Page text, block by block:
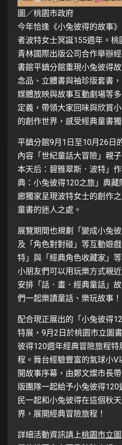
圖／桃園市政府
今年恰逢《小兔彼得的故事
者波特女士冥誕155週年。
青林國際出版公司合作舉辦
書館平鎮分館重現小兔彼得
念品、立體書與袖珍版套書
媒體放映與故事互動劇場等
定義，帶領大家回味與欣賞
的創作世界，感受經典童書獨
平鎮分館9月1日至10月26日
內容「世紀童話大冒險」親
本天后：碧雅翠斯．波特」
典：小兔彼得120之旅」典
廊獨家呈現波特女士的創作
童書的迷人之處。
展覽期間也規劃「變成小兔
及「角色對對碰」等互動遊
特」與「經典角色收藏家」
小朋友們可以用玩樂方式親
安排「話．畫．經典童話」
們一起樂讀童話、樂玩故事！
配合現正展出的「小兔彼得
特展，9月2日於桃園市立圖
彼得120週年經典冒險旅程
程。舞台經驗豐富的氣球小
開故事序幕，由鄭文燦市長
版團隊一起給予小兔彼得
民一起和小兔彼得在這個秋
界，展開經典冒險旅程！
詳細活動資訊請上桃園市立